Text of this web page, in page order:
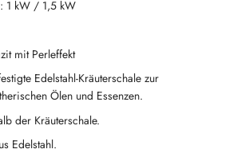
1 kW / 1,5 kW
mit Perleffekt
Edelstahl-Kräuterschale zur
Ölen und Essenzen.
der Kräuterschale.
Edelstahl.